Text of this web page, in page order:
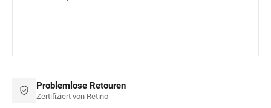
Problemlose Retouren
Zertifiziert von Retino